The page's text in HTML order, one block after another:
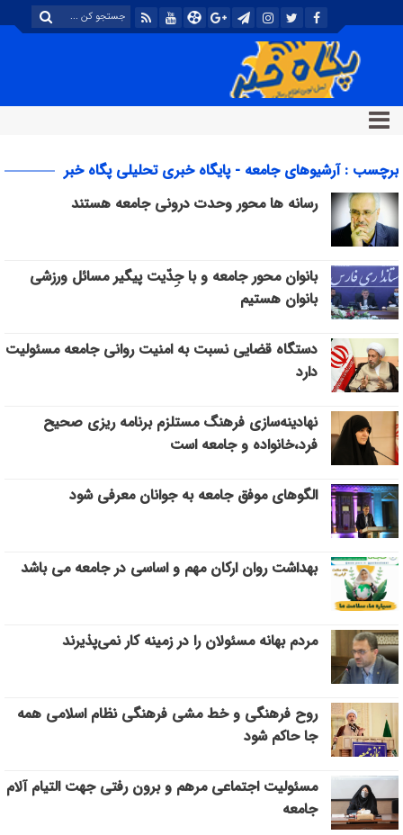
برچسب : آرشیوهای جامعه - پایگاه خبری تحلیلی پگاه خبر
رسانه ها محور وحدت درونی جامعه هستند
بانوان محور جامعه و با جِدّیت پیگیر مسائل ورزشی
بانوان هستیم
دستگاه قضایی نسبت به امنیت روانی جامعه مسئولیت
دارد
نهادینه‌سازی فرهنگ مستلزم برنامه ریزی صحیح
فرد،خانواده و جامعه است
الگوهای موفق جامعه به جوانان معرفی شود
بهداشت روان ارکان مهم و اساسی در جامعه می باشد
مردم بهانه مسئولان را در زمینه کار نمی‌پذیرند
روح فرهنگی و خط مشی فرهنگی نظام اسلامی همه
جا حاکم شود
مسئولیت اجتماعی مرهم و برون رفتی جهت التیام آلام
جامعه